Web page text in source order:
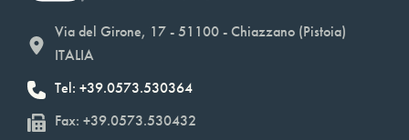
Via del Girone, 17 - 51100 - Chiazzano (Pistoia)
ITALIA
Tel: +39.0573.530364
Fax: +39.0573.530432